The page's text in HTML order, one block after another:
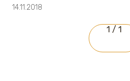
14.11.2018
1 / 1